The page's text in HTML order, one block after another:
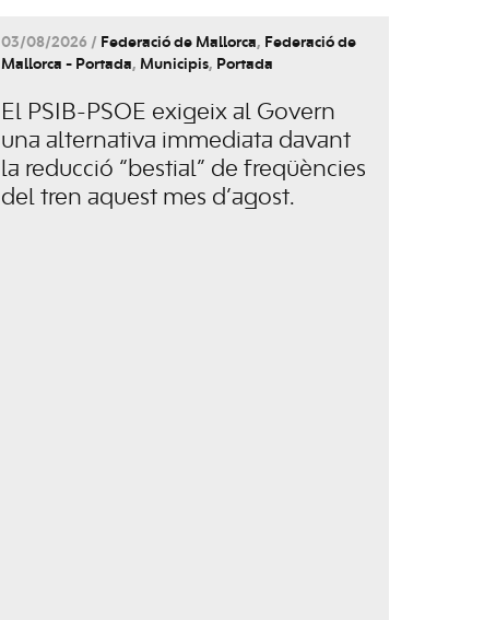
03/08/2026 / Federació de Mallorca, Federació de
Mallorca - Portada, Municipis, Portada
El PSIB-PSOE exigeix al Govern
una alternativa immediata davant
la reducció “bestial” de freqüències
del tren aquest mes d’agost.